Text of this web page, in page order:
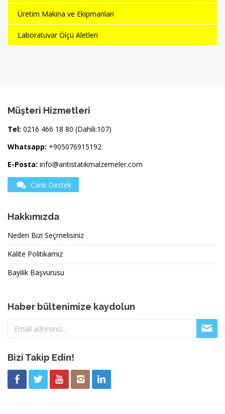
Üretim Makina ve Ekipmanları
Laboratuvar Ölçü Aletleri
Müşteri Hizmetleri
Tel: 0216 466 18 80 (Dahili:107)
Whatsapp: +905076915192
E-Posta: info@antistatikmalzemeler.com
Canlı Destek
Hakkımızda
Neden Bizi Seçmelisiniz
Kalite Politikamız
Bayilik Başvurusu
Haber bültenimize kaydolun
Bizi Takip Edin!